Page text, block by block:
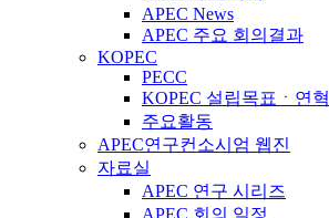
APEC News
APEC 주요 회의결과
KOPEC
PECC
KOPEC 설립목표ㆍ연혁
주요활동
APEC연구컨소시엄 웹진
자료실
APEC 연구 시리즈
APEC 회의 일정